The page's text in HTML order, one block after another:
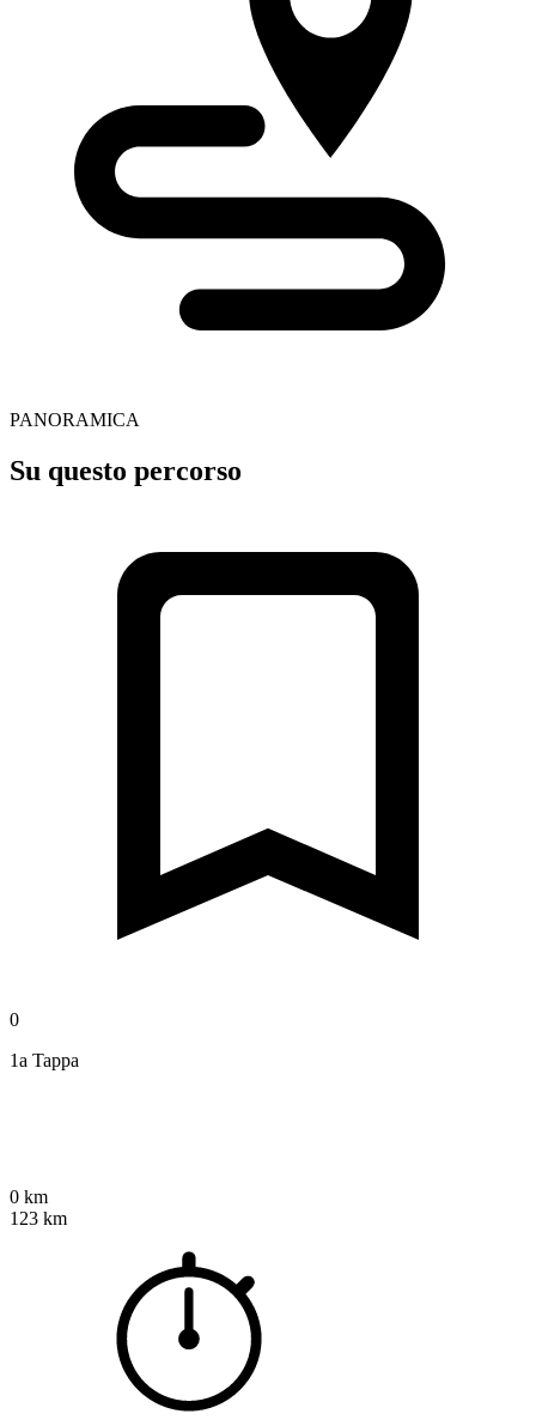
PANORAMICA
Su questo percorso
0
1a Tappa
0 km
123 km